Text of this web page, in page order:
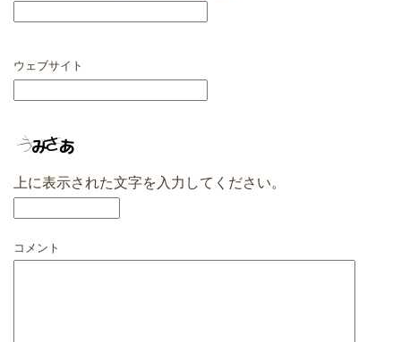
ウェブサイト
上に表示された文字を入力してください。
コメント